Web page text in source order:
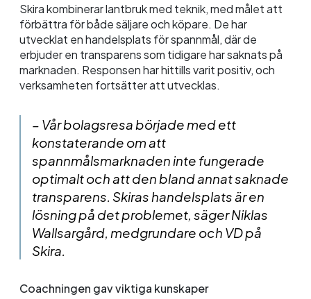
Skira kombinerar lantbruk med teknik, med målet att
förbättra för både säljare och köpare. De har
utvecklat en handelsplats för spannmål, där de
erbjuder en transparens som tidigare har saknats på
marknaden. Responsen har hittills varit positiv, och
verksamheten fortsätter att utvecklas.
– Vår bolagsresa började med ett
konstaterande om att
spannmålsmarknaden inte fungerade
optimalt och att den bland annat saknade
transparens. Skiras handelsplats är en
lösning på det problemet, säger Niklas
Wallsargård, medgrundare och VD på
Skira.
Coachningen gav viktiga kunskaper